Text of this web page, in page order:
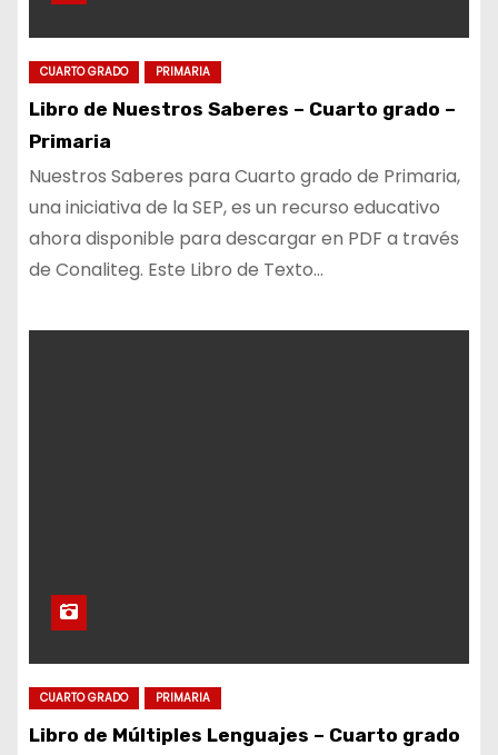
CUARTO GRADO PRIMARIA
Libro de Nuestros Saberes – Cuarto grado –
Primaria
Nuestros Saberes para Cuarto grado de Primaria,
una iniciativa de la SEP, es un recurso educativo
ahora disponible para descargar en PDF a través
de Conaliteg. Este Libro de Texto…
CUARTO GRADO PRIMARIA
Libro de Múltiples Lenguajes – Cuarto grado